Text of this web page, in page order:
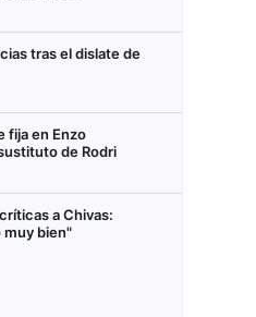
tras el dislate de
fija en Enzo
de Rodri
a Chivas:
muy bien"